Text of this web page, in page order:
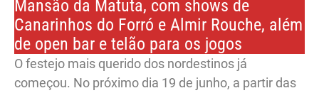
Mansão da Matuta, com shows de
Canarinhos do Forró e Almir Rouche, além
de open bar e telão para os jogos
O festejo mais querido dos nordestinos já
começou. No próximo dia 19 de junho, a partir das